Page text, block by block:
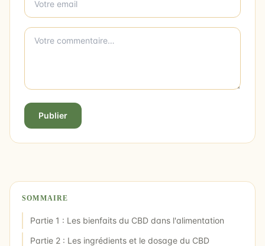
Publier
SOMMAIRE
Partie 1 : Les bienfaits du CBD dans l'alimentation
Partie 2 : Les ingrédients et le dosage du CBD